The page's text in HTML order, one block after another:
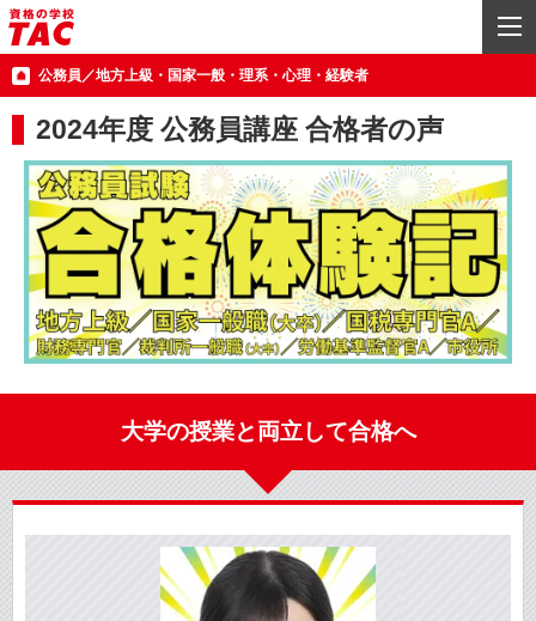
公務員／地方上級・国家一般・理系・心理・経験者
2024年度 公務員講座 合格者の声
大学の授業と両立して合格へ